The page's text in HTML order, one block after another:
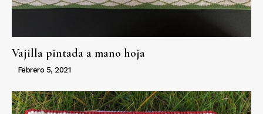
Vajilla pintada a mano hoja
Febrero 5, 2021